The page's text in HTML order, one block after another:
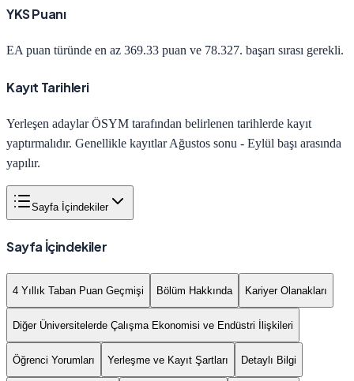
YKS Puanı
EApuan türünde en az 369.33 puan ve 78.327. başarı sırası gerekli.
Kayıt Tarihleri
Yerleşen adaylar ÖSYM tarafından belirlenen tarihlerde kayıt
yaptırmalıdır. Genellikle kayıtlar Ağustos sonu - Eylül başı arasında
yapılır.
Sayfa İçindekiler
Sayfa İçindekiler
4 Yıllık Taban Puan Geçmişi Bölüm Hakkında Kariyer Olanakları
Diğer Üniversitelerde Çalışma Ekonomisi ve Endüstri İlişkileri
Öğrenci Yorumları Yerleşme ve Kayıt Şartları Detaylı Bilgi